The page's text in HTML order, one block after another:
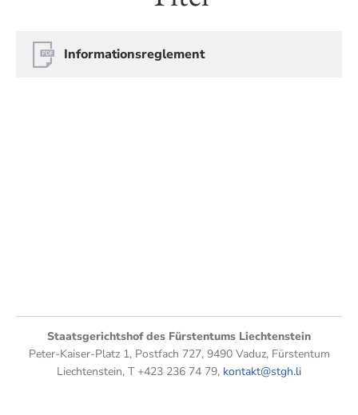
Informationsreglement
Staatsgerichtshof des Fürstentums Liechtenstein
Peter-Kaiser-Platz 1, Postfach 727, 9490 Vaduz, Fürstentum
Liechtenstein, T +423 236 74 79, kontakt@stgh.li